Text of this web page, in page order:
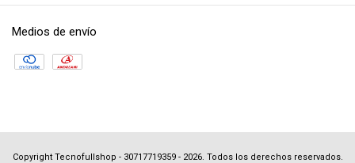
Medios de envío
Copyright Tecnofullshop - 30717719359 - 2026. Todos los derechos reservados.